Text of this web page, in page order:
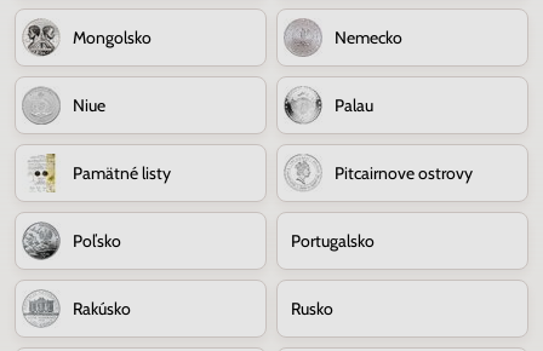
Mongolsko Nemecko
Niue Palau
Pamätné listy Pitcairnove ostrovy
Poľsko Portugalsko
Rakúsko Rusko